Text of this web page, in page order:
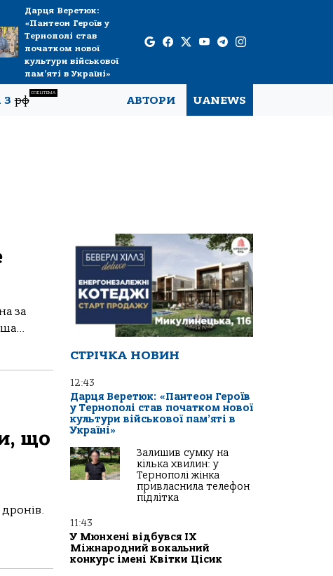
Дарця Веретюк:
«Пантеон Героїв у
Тернополі став
початком нової
культури військової
пам’яті в Україні»
Зрф
СПЕЦТЕМА
АВТОРИ UANEWS
за
що
СТРІЧКА НОВИН
12:43
Дарця Веретюк: «Пантеон Героїв
у Тернополі став початком нової
культури військової пам’яті в
Україні»
Залишив сумку на
кілька хвилин: у
Тернополі жінка
привласнила телефон
підлітка
11:43
У Мюнхені відбувся IX
Міжнародний вокальний
конкурс імені Квітки Цісик